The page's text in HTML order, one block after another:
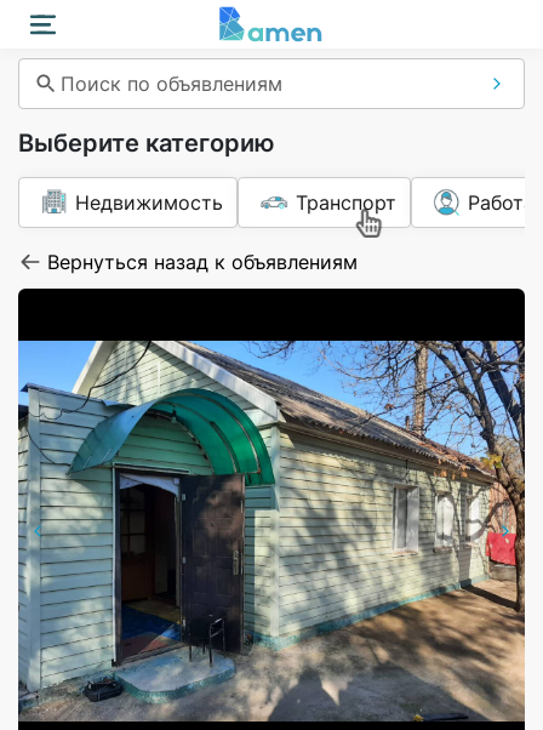
Поиск по объявлениям
Выберите категорию
Недвижимость Транспорт Работа
Вернуться назад к объявлениям